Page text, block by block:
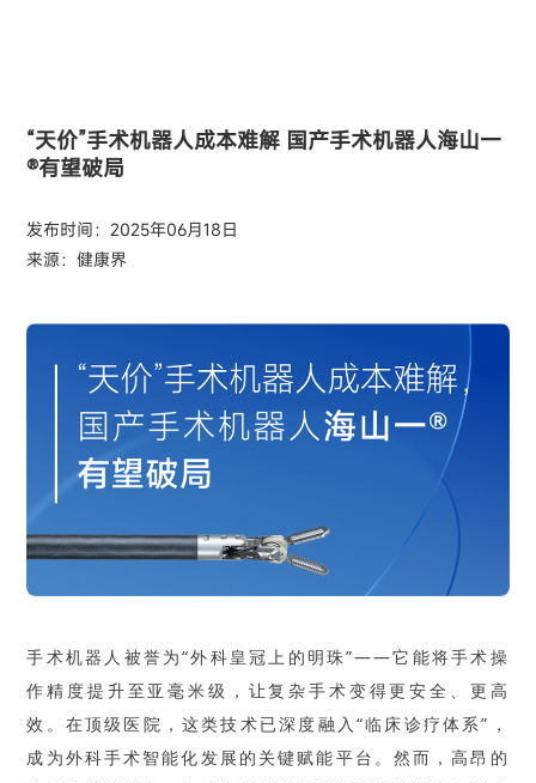
“天价”手术机器人成本难解 国产手术机器人海山一
®有望破局
发布时间：2025年06月18日
来源：健康界
手术机器人被誉为“外科皇冠上的明珠”——它能将手术操
作精度提升至亚毫米级，让复杂手术变得更安全、更高
效。在顶级医院，这类技术已深度融入“临床诊疗体系”，
成为外科手术智能化发展的关键赋能平台。然而，高昂的